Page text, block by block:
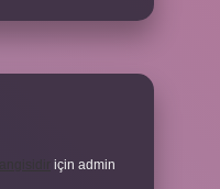
için admin